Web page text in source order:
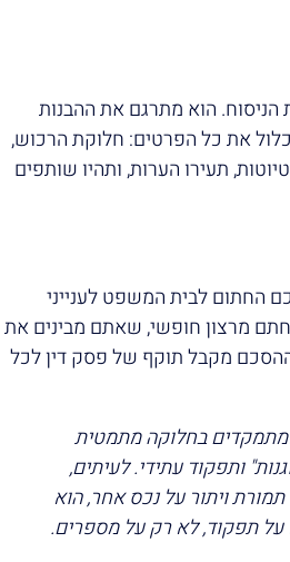
הוא מתרגם את ההבנות
את כל הפרטים: חלוקת הרכוש,
תעירו הערות, ותהיו שותפים
החתום לבית המשפט לענייני
מרצון חופשי, שאתם מבינים את
ההסכם מקבל תוקף של פסק דין לכל
ומתמקדים בחלוקה מתמטית
ותפקוד עתידי. לעיתים,
ויתור על נכס אחר, הוא
על תפקוד, לא רק על מספרים.